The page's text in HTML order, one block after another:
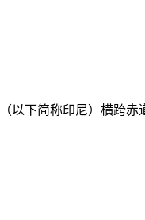
下简称印尼）横跨赤